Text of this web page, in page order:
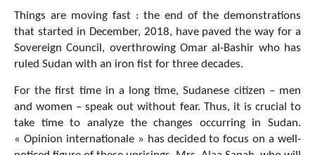
Things are moving fast : the end of the demonstrations
that started in December, 2018, have paved the way for a
Sovereign Council, overthrowing Omar al-Bashir who has
ruled Sudan with an iron fist for three decades.
For the first time in a long time, Sudanese citizen – men
and women – speak out without fear. Thus, it is crucial to
take time to analyze the changes occurring in Sudan.
« Opinion internationale » has decided to focus on a well-